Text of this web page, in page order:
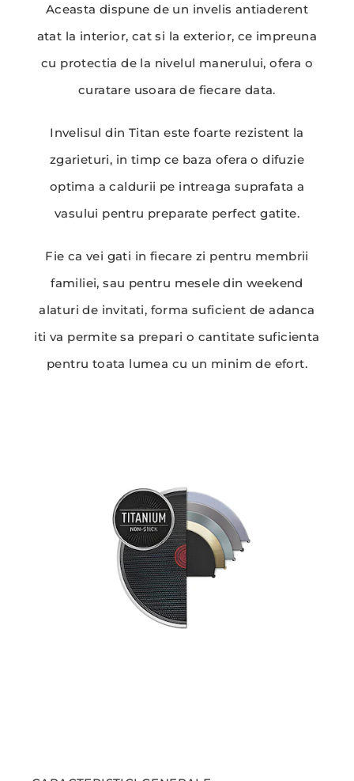
Aceasta dispune de un invelis antiaderent
atat la interior, cat si la exterior, ce impreuna
cu protectia de la nivelul manerului, ofera o
curatare usoara de fiecare data.
Invelisul din Titan este foarte rezistent la
zgarieturi, in timp ce baza ofera o difuzie
optima a caldurii pe intreaga suprafata a
vasului pentru preparate perfect gatite.
Fie ca vei gati in fiecare zi pentru membrii
familiei, sau pentru mesele din weekend
alaturi de invitati, forma suficient de adanca
iti va permite sa prepari o cantitate suficienta
pentru toata lumea cu un minim de efort.​